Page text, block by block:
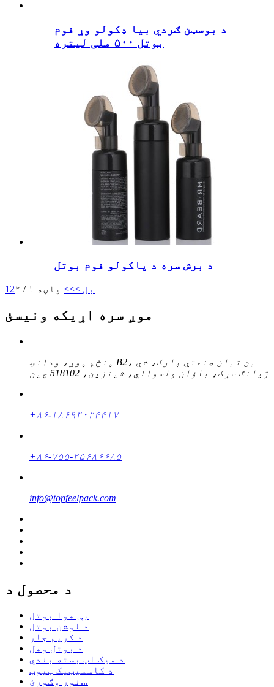
د بوسټن ګردي بیا ډکولو وړ فوم
بوتل ۵۰۰ ملی لیتره
د برش سره د پاکولو فوم بوتل
1 2 بل >>> پاڼه ۱ / ۲
موږ سره اړیکه ونیسئ
پنځم پوړ، ودانۍ B2، ین تیان صنعتي پارک، شي
ژیانګ سړک، باؤان ولسوالي، شینزین، 518102 چین
+۸۶-۱۸۶۹۲۰۲۴۴۱۷
+۸۶-۷۵۵-۲۵۶۸۶۶۸۵
info@topfeelpack.com
د محصول د
بې هوا بوتل
د لوشن بوتل
د کریم جار
د بوتل وهل
د میک اپ بسته بندي
د کاسمیټیک ټیوب
نور وګورئ...